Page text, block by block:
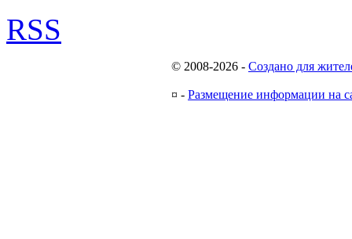
RSS
© 2008-2026 - Создано для
¤ - Размещение информации на